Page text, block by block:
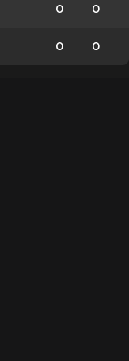
0 0
0 0